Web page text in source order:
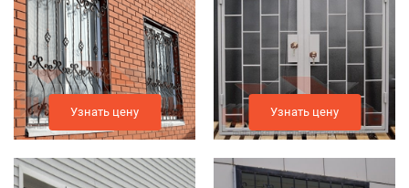
Узнать цену Узнать цену